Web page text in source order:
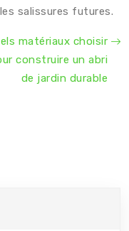
salissures futures.
matériaux choisir
construire un abri
de jardin durable